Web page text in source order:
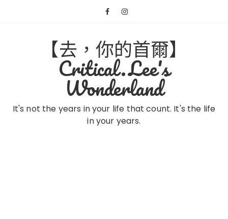
【去，你的首爾】
Critical.Lee's
Wonderland
It's not the years in your life that count. It's the life
in your years.